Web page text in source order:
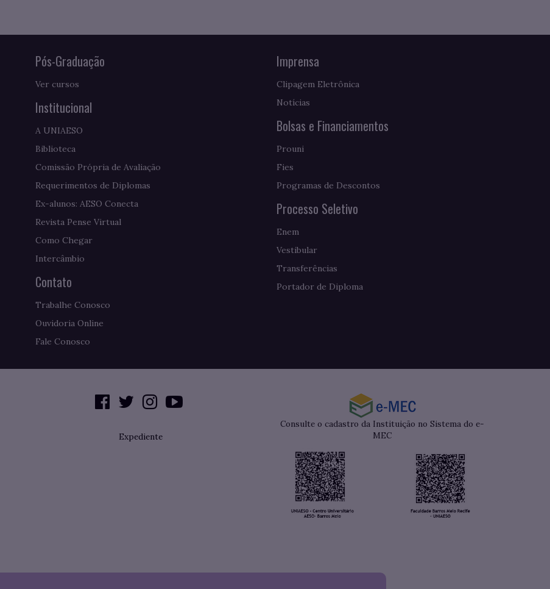
Pós-Graduação
Ver cursos
Institucional
A UNIAESO
Biblioteca
Comissão Própria de Avaliação
Requerimentos de Diplomas
Ex-alunos: AESO Conecta
Revista Pense Virtual
Como Chegar
Intercâmbio
Contato
Trabalhe Conosco
Ouvidoria Online
Fale Conosco
Imprensa
Clipagem Eletrônica
Notícias
Bolsas e Financiamentos
Prouni
Fies
Programas de Descontos
Processo Seletivo
Enem
Vestibular
Transferências
Portador de Diploma
Expediente
Consulte o cadastro da Instituição no Sistema do e-
MEC